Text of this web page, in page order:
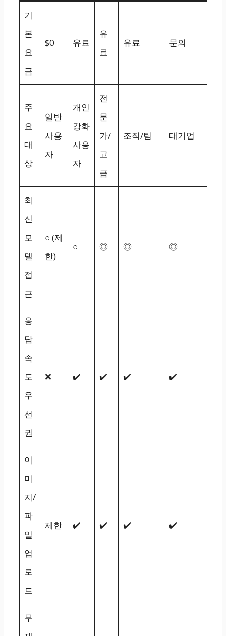
기
본
요
금
$0 유료
유
료
유료 문의
주
요
대
상
일반
사용
자
개인
강화
사용
자
전
문
가/
고
급
조직/팀 대기업
최
신
모
델
접
근
○ (제
한)
○ ◎ ◎ ◎
응
답
속
도
우
선
권
❌ ✔️ ✔️ ✔️ ✔️
이
미
지/
파
일
업
로
드
제한 ✔️ ✔️ ✔️ ✔️
무